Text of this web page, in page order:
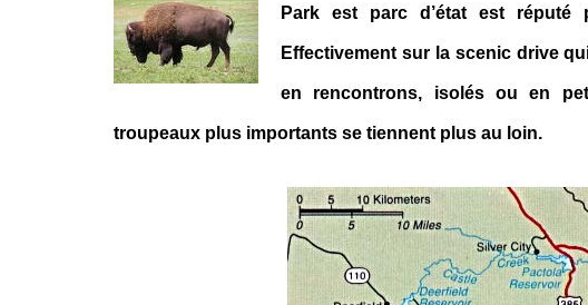
Park est parc d’état est
Effectivement sur la scenic drive
en rencontrons, isolés ou en
troupeaux plus importants se tiennent plus au loin.